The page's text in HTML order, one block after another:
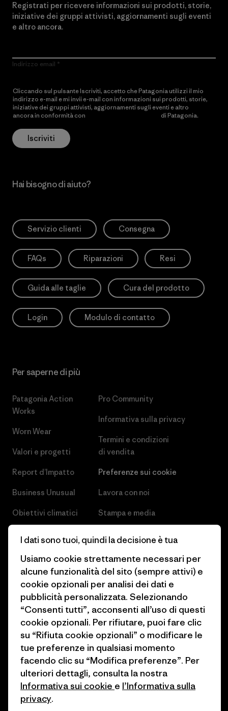
Registrati per ricevere informazioni sui prodotti, storie,
iniziative dei gruppi attivisti, aggiornamenti sugli eventi
e altro ancora.
Indirizzo email
Cliccando sul pulsante Iscriviti, accetto che Patagonia utilizzi il mio
indirizzo e-mail e mi invii e-mail con informazioni sui prodotti, storie,
iniziative dei gruppi attivisti, aggiornamenti sugli eventi e altro
ancora in conformità con
di Patagonia.
Iscriviti
Hai bisogno di aiuto?
Servizio clienti Consegna
FAQs Riparazioni Resi
Guida alle taglie Cura del prodotto
Login Modulo di contatto
Per saperne di più
Patagonia Action
Works
Worn Wear
Valori e progetti
Report d’Impatto
Business Unusual
Obiettivi climatici
Come finanziamo
Buoni regalo
Trova un negozio
Pro Community
Informativa sulla privacy
Termini e condizioni
di vendita
Preferenze sui cookie
Lavora con noi
Stampa e media
Programma di affiliazione
Patagonia Svizzera Mappa del
sito
© 2026 Patagonia, Inc. All Rights Reserved.
italiano
I dati sono tuoi, quindi la decisione è tua
Usiamo cookie strettamente necessari per
alcune funzionalità del sito (sempre attivi) e
cookie opzionali per analisi dei dati e
pubblicità personalizzata. Selezionando
“Consenti tutti”, acconsenti all’uso di questi
cookie opzionali. Per rifiutare, puoi fare clic
su “Rifiuta cookie opzionali” o modificare le
tue preferenze in qualsiasi momento
facendo clic su “Modifica preferenze”. Per
ulteriori dettagli, consulta la nostra
Informativa sui cookie e l’Informativa sulla
privacy.